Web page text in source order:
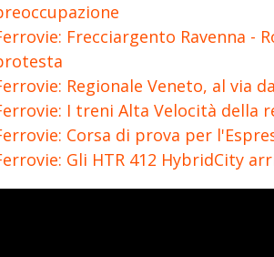
Frecciargento Ravenna -
Regionale Veneto, al via
I treni Alta Velocità della
Corsa di prova per
Gli HTR 412 HybridCity